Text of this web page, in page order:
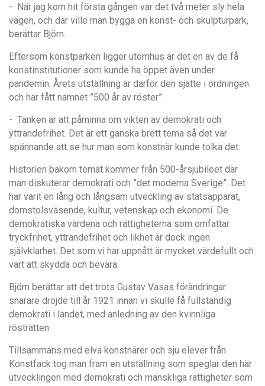
- När jag kom hit första gången var det två meter sly hela
vägen, och där ville man bygga en konst- och skulpturpark,
berättar Björn.
Eftersom konstparken ligger utomhus är det en av de få
konstinstitutioner som kunde ha öppet även under
pandemin. Årets utställning är därför den sjätte i ordningen
och har fått namnet ”500 år av röster”.
- Tanken är att påminna om vikten av demokrati och
yttrandefrihet. Det är ett ganska brett tema så det var
spännande att se hur man som konstnär kunde tolka det.
Historien bakom temat kommer från 500-årsjubileet där
man diskuterar demokrati och ”det moderna Sverige” . Det
har varit en lång och långsam utveckling av statsapparat,
domstolsväsende, kultur, vetenskap och ekonomi. De
demokratiska värdena och rättigheterna som omfattar
tryckfrihet, yttrandefrihet och likhet är dock ingen
självklarhet. Det som vi har uppnått är mycket värdefullt och
värt att skydda och bevara.
Björn berättar att det trots Gustav Vasas förändringar
snarare dröjde till år 1921 innan vi skulle få fullständig
demokrati i landet, med anledning av den kvinnliga
rösträtten.
Tillsammans med elva konstnärer och sju elever från
Konstfack tog man fram en utställning som speglar den här
utvecklingen med demokrati och mänskliga rättigheter som